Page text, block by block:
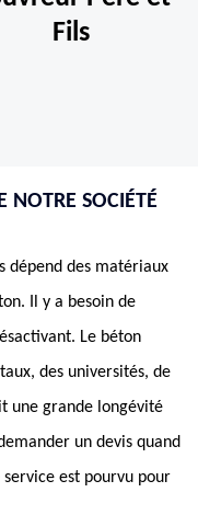
Fils
NOTRE SOCIÉTÉ
dépend des matériaux
Il y a besoin de
Le béton
des universités, de
une grande longévité
un devis quand
est pourvu pour